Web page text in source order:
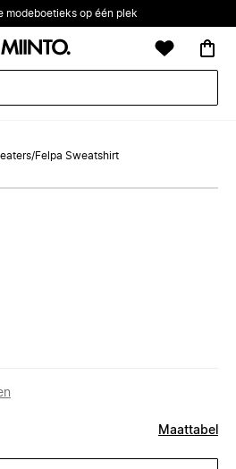
modeboetieks op één plek
/Felpa Sweatshirt
Maattabel